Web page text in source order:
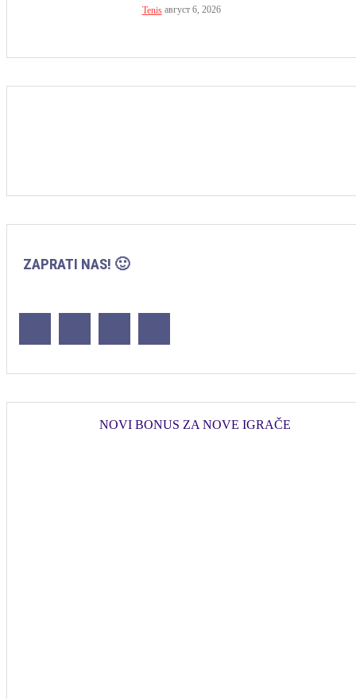
Tenis август 6, 2026
ZAPRATI NAS! 🙂
NOVI BONUS ZA NOVE IGRAČE